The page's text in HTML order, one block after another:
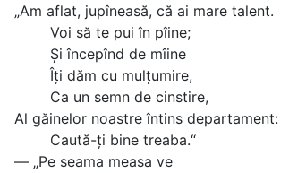
„Am aflat, jupîneasă, că ai mare talent.
Voi să te pui în pîine;
Și începînd de mîine
Îți dăm cu mulțumire,
Ca un semn de cinstire,
Al găinelor noastre întins departament:
Caută-ți bine treaba.“
— „Pe seama measa ve